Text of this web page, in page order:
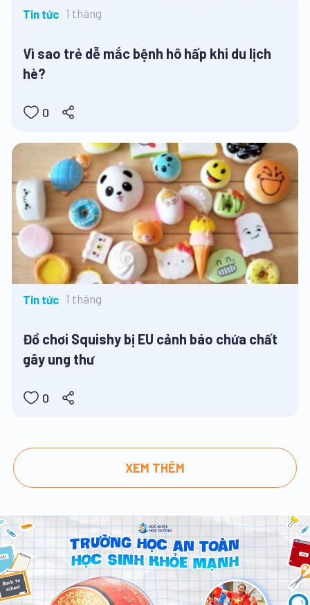
Tin tức 1 tháng
Vì sao trẻ dễ mắc bệnh hô hấp khi du lịch
hè?
0
Tin tức 1 tháng
Đồ chơi Squishy bị EU cảnh báo chứa chất
gây ung thư
0
XEM THÊM